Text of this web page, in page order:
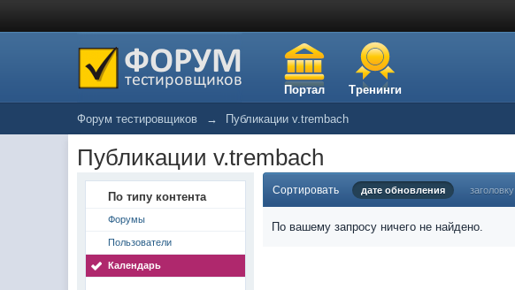
Портал Тренинги
Форум тестировщиков → Публикации v.trembach
Публикации v.trembach
По типу контента
Форумы
Пользователи
Календарь
Сортировать дате обновления заголовку
По вашему запросу ничего не найдено.